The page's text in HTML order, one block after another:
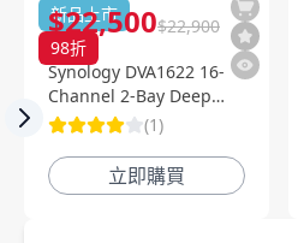
新品上市
98折
$22,500$22,900
Synology DVA1622 16-
Channel 2-Bay Deep
Learning NVR 深度智慧
(1)
立即購買
Previous slide